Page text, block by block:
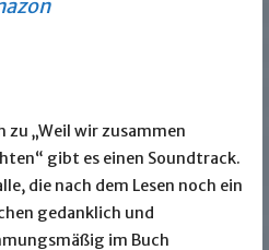
zu „Weil wir zusammen
gibt es einen Soundtrack.
die nach dem Lesen noch ein
gedanklich und
im Buch